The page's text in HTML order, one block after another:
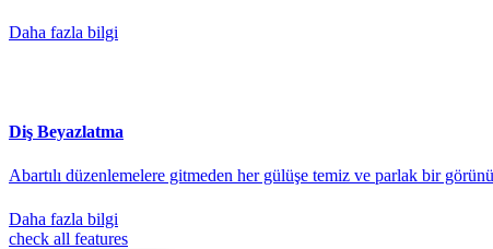
Daha fazla bilgi
Diş Beyazlatma
Abartılı düzenlemelere gitmeden her gülüşe temiz ve parlak bir
Daha fazla bilgi
check all features